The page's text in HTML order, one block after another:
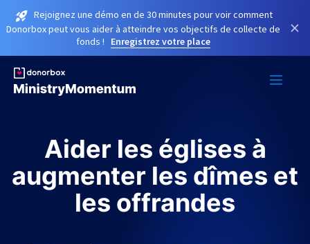
Rejoignez une démo en de 30 minutes pour voir comment
Donorbox peut vous aider à atteindre vos objectifs de collecte de
fonds !
Enregistrez votre place
×
Aider les églises à
augmenter les dîmes et
les offrandes